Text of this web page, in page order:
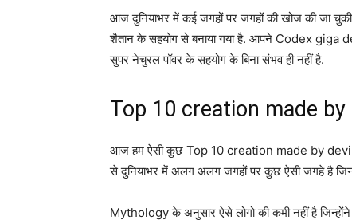
आज दुनियाभर में कई जगहों पर जगहों की खोज की जा
शैतान के सहयोग से बनाया गया है. आपने Codex giga
सुपर नेचुरल पॉवर के सहयोग के बिना संभव ही नहीं है.
Top 10 creation made by
आज हम ऐसी कुछ Top 10 creation made by devil
से दुनियाभर में अलग अलग जगहों पर कुछ ऐसी जगहे है जिनके
Mythology के अनुसार ऐसे लोगो की कमी नहीं है